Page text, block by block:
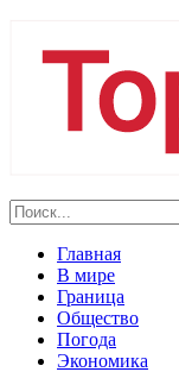
Главная
В мире
Граница
Общество
Погода
Экономика